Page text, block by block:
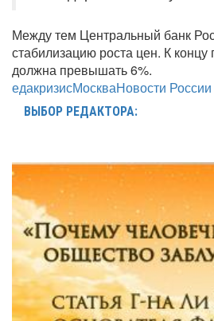
Между тем Центральный банк
стабилизацию роста цен. К
должна превышать 6%.
едакризисМоскваНовости России
ВЫБОР РЕДАКТОРА: